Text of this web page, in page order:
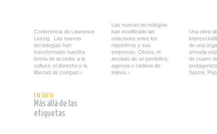
Conferencia de Lawrence
Lessig Las nuevas
tecnologías han
transformado nuestra
forma de acceder a la
cultura: el derecho y la
libertad de compart ›
Las nuevas tecnologías
han modificado las
relaciones entre los
reporteros y sus
empresas. Otrora, el
enviado de un periódico,
agencia o cadena de
televis ›
Una obra
de una
armada
de cuatro
Sastre, Pep
ENSAYO
Más allá de las
etiquetas